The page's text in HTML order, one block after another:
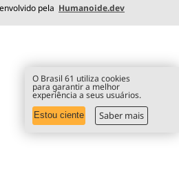
pela Humanoide.dev
O Brasil 61 utiliza cookies
para garantir a melhor
experiência a seus usuários.
Estou ciente Saber mais